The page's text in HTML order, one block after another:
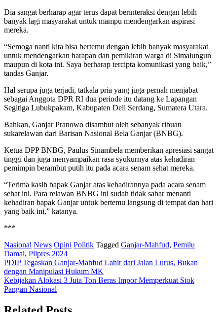
Dia sangat berharap agar terus dapat berinteraksi dengan lebih
banyak lagi masyarakat untuk mampu mendengarkan aspirasi
mereka.
“Semoga nanti kita bisa bertemu dengan lebih banyak masyarakat
untuk mendengarkan harapan dan pemikiran warga di Simalungun
maupun di kota ini. Saya berharap tercipta komunikasi yang baik,”
tandas Ganjar.
Hal serupa juga terjadi, tatkala pria yang juga pernah menjabat
sebagai Anggota DPR RI dua periode itu datang ke Lapangan
Segitiga Lubukpakam, Kabupaten Deli Serdang, Sumatera Utara.
Bahkan, Ganjar Pranowo disambut oleh sebanyak ribuan
sukarelawan dari Barisan Nasional Bela Ganjar (BNBG).
Ketua DPP BNBG, Paulus Sinambela memberikan apresiasi sangat
tinggi dan juga menyampaikan rasa syukurnya atas kehadiran
pemimpin berambut putih itu pada acara senam sehat mereka.
“Terima kasih bapak Ganjar atas kehadirannya pada acara senam
sehat ini. Para relawan BNBG ini sudah tidak sabar menanti
kehadiran bapak Ganjar untuk bertemu langsung di tempat dan hari
yang baik ini,” katanya.
***
Nasional News Opini Politik Tagged Ganjar-Mahfud, Pemilu
Damai, Pilpres 2024
Post
navigation
PDIP Tegaskan Ganjar-Mahfud Lahir dari Jalan Lurus, Bukan
dengan Manipulasi Hukum MK
Kebijakan Alokasi 3 Juta Ton Beras Impor Memperkuat Stok
Pangan Nasional